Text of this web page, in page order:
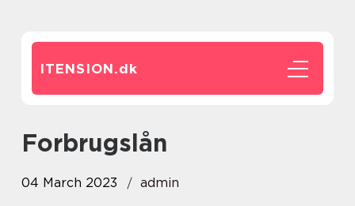
ITENSION.dk
Forbrugslån
04 March 2023 admin